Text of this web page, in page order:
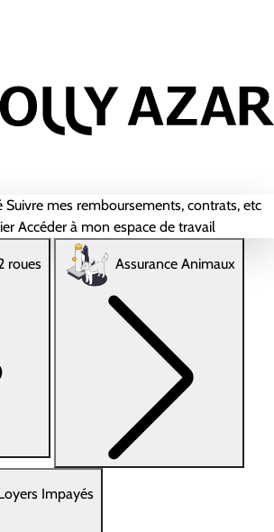
Suivre mes remboursements, contrats, etc
Accéder à mon espace de travail
roues Assurance Animaux
Impayés